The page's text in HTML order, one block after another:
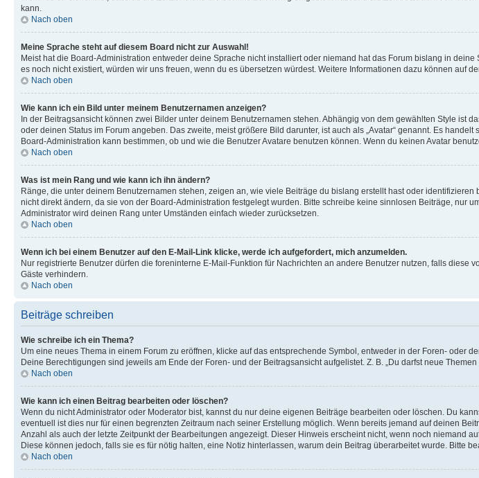
kann.
Nach oben
Meine Sprache steht auf diesem Board nicht zur Auswahl!
Meist hat die Board-Administration entweder deine Sprache nicht installiert oder niemand hat das Forum bislang in
es noch nicht existiert, würden wir uns freuen, wenn du es übersetzen würdest. Weitere Informationen dazu können auf
Nach oben
Wie kann ich ein Bild unter meinem Benutzernamen anzeigen?
In der Beitragsansicht können zwei Bilder unter deinem Benutzernamen stehen. Abhängig von dem gewählten Style ist
oder deinen Status im Forum angeben. Das zweite, meist größere Bild darunter, ist auch als „Avatar“ genannt. Es
Board-Administration kann bestimmen, ob und wie die Benutzer Avatare benutzen können. Wenn du keinen Avatar
Nach oben
Was ist mein Rang und wie kann ich ihn ändern?
Ränge, die unter deinem Benutzernamen stehen, zeigen an, wie viele Beiträge du bislang erstellt hast oder
nicht direkt ändern, da sie von der Board-Administration festgelegt wurden. Bitte schreibe keine sinnlosen Beiträge,
Administrator wird deinen Rang unter Umständen einfach wieder zurücksetzen.
Nach oben
Wenn ich bei einem Benutzer auf den E-Mail-Link klicke, werde ich aufgefordert, mich anzumelden.
Nur registrierte Benutzer dürfen die foreninterne E-Mail-Funktion für Nachrichten an andere Benutzer nutzen, falls
Gäste verhindern.
Nach oben
Beiträge schreiben
Wie schreibe ich ein Thema?
Um eine neues Thema in einem Forum zu eröffnen, klicke auf das entsprechende Symbol, entweder in der Foren- oder
Deine Berechtigungen sind jeweils am Ende der Foren- und der Beitragsansicht aufgelistet. Z. B. „Du darfst neue
Nach oben
Wie kann ich einen Beitrag bearbeiten oder löschen?
Wenn du nicht Administrator oder Moderator bist, kannst du nur deine eigenen Beiträge bearbeiten oder löschen. Du
eventuell ist dies nur für einen begrenzten Zeitraum nach seiner Erstellung möglich. Wenn bereits jemand auf deinen
Anzahl als auch der letzte Zeitpunkt der Bearbeitungen angezeigt. Dieser Hinweis erscheint nicht, wenn noch niemand
Diese können jedoch, falls sie es für nötig halten, eine Notiz hinterlassen, warum dein Beitrag überarbeitet wurde. Bitte
Nach oben